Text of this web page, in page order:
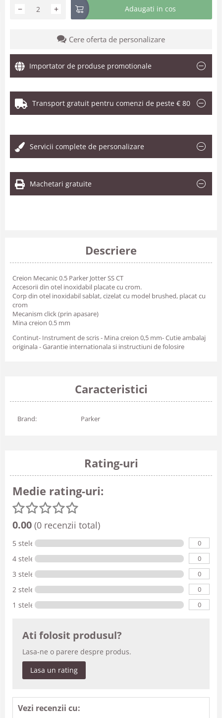
+
− Adaugati in cos
Cere oferta de personalizare
Importator de produse promotionale
Transport gratuit pentru comenzi de peste € 80
Servicii complete de personalizare
Machetari gratuite
Descriere
Creion Mecanic 0.5 Parker Jotter SS CT
Accesorii din otel inoxidabil placate cu crom.
Corp din otel inoxidabil sablat, cizelat cu model brushed, placat cu
crom
Mecanism click (prin apasare)
Mina creion 0.5 mm
Continut- Instrument de scris - Mina creion 0,5 mm- Cutie ambalaj
originala - Garantie internationala si instructiuni de folosire
Caracteristici
Brand: Parker
Rating-uri
Medie rating-uri:
0.00 (0 recenzii total)
5 stele 0
4 stele 0
3 stele 0
2 stele 0
1 stele 0
Ati folosit produsul?
Lasa-ne o parere despre produs.
Lasa un rating
Vezi recenzii cu: